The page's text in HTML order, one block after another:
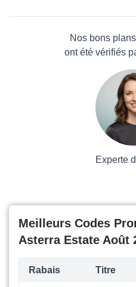
FxCash
Maison & JardinNos bons
ont été vérifiés
Experte
Meilleurs Codes
Asterra Estate Août
Rabais Titre